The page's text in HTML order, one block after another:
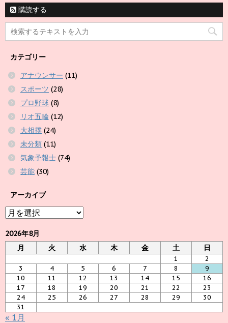
購読する
カテゴリー
アナウンサー (11)
スポーツ (28)
プロ野球 (8)
リオ五輪 (12)
大相撲 (24)
未分類 (11)
気象予報士 (74)
芸能 (30)
アーカイブ
ア
ー
カ
イ
ブ
2026年8月
月
火 水 木 金 土 日
1
2
3
4 5 6 7 8
9
10
11 12 13 14 15
16
17
18 19 20 21 22
23
24
25 26 27 28 29
30
31
« 1月